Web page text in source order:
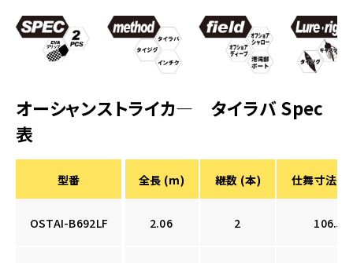
オーシャンストライカ― タイラバ Spec
表
型番 全長 (m) 継数 (本) 仕舞寸法
OSTAI-B692LF 2.06 2 106.5